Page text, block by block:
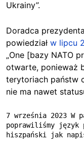
Ukrainy”.
Doradca
powiedział w lipcu
„One [bazy NATO
otwarte, ponieważ
terytoriach państw
nie ma nawet
7 września 2023 W
poprawiliśmy
hiszpański jak